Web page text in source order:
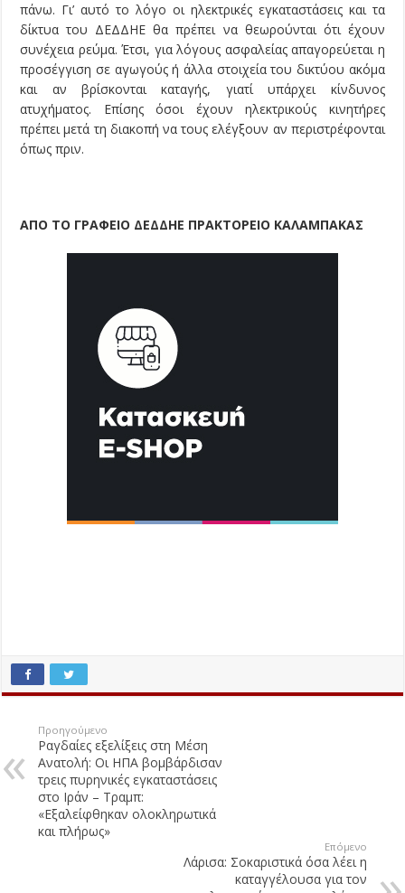
πάνω. Γι’ αυτό το λόγο οι ηλεκτρικές εγκαταστάσεις και τα
δίκτυα του ΔΕΔΔΗΕ θα πρέπει να θεωρούνται ότι έχουν
συνέχεια ρεύμα. Έτσι, για λόγους ασφαλείας απαγορεύεται η
προσέγγιση σε αγωγούς ή άλλα στοιχεία του δικτύου ακόμα
και αν βρίσκονται καταγής, γιατί υπάρχει κίνδυνος
ατυχήματος. Επίσης όσοι έχουν ηλεκτρικούς κινητήρες
πρέπει μετά τη διακοπή να τους ελέγξουν αν περιστρέφονται
όπως πριν.
ΑΠΟ ΤΟ ΓΡΑΦΕΙΟ ΔΕΔΔΗΕ ΠΡΑΚΤΟΡΕΙΟ ΚΑΛΑΜΠΑΚΑΣ
Προηγούμενο
Ραγδαίες εξελίξεις στη Μέση
Ανατολή: Οι ΗΠΑ βομβάρδισαν
τρεις πυρηνικές εγκαταστάσεις
στο Ιράν – Τραμπ:
«Εξαλείφθηκαν ολοκληρωτικά
και πλήρως»
Επόμενο
Λάρισα: Σοκαριστικά όσα λέει η
καταγγέλουσα για τον